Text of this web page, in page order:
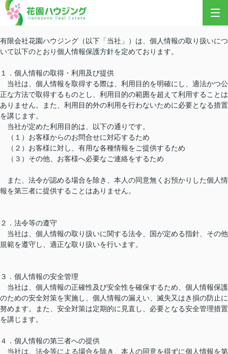
有限会社花園ハウジング（以下「当社」）は、個人情報の取り扱いにつ
いて以下のとおり個人情報保護方針を定めております。
１．個人情報の取得・利用及び提供
当社は、個人情報を取得する際は、利用目的を明確にし、適法かつ公
正な方法で取得するものとし、利用目的の範囲を超えて利用することは
ありません。また、利用目的外の利用を行わないために必要となる措置
を講じます。
当社が定めた利用目的は、以下の通りです。
（１）お客様からのお問合せに対応するため
（２）お客様に対し、有用な各種情報をご提供するため
（３）その他、お客様へ必要なご連絡をするため
また、法令が認める場合を除き、本人の同意無くお預かりした個人情
報を第三者に提供することはありません。
２．法令等の遵守
当社は、個人情報の取り扱いに関する法令、国が定める指針、その他
規範を遵守し、適正な取り扱いを行います。
３．個人情報の安全管理
当社は、個人情報の正確性及び安全性を確保するため、個人情報保護
のための安全対策を実施し、個人情報の漏えい、滅失又はき損の防止に
努めます。また、安全対策は定期的に見直し、必要となる安全管理措置
を講じます。
４．個人情報の第三者への提供
当社は、法令等による場合を除き、本人の同意を得ずに個人情報を第